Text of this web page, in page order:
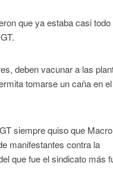
que ya estaba casi todo
deben vacunar a las
tomarse un caña en
siempre quiso que
manifestantes contra la
que fue el sindicato más